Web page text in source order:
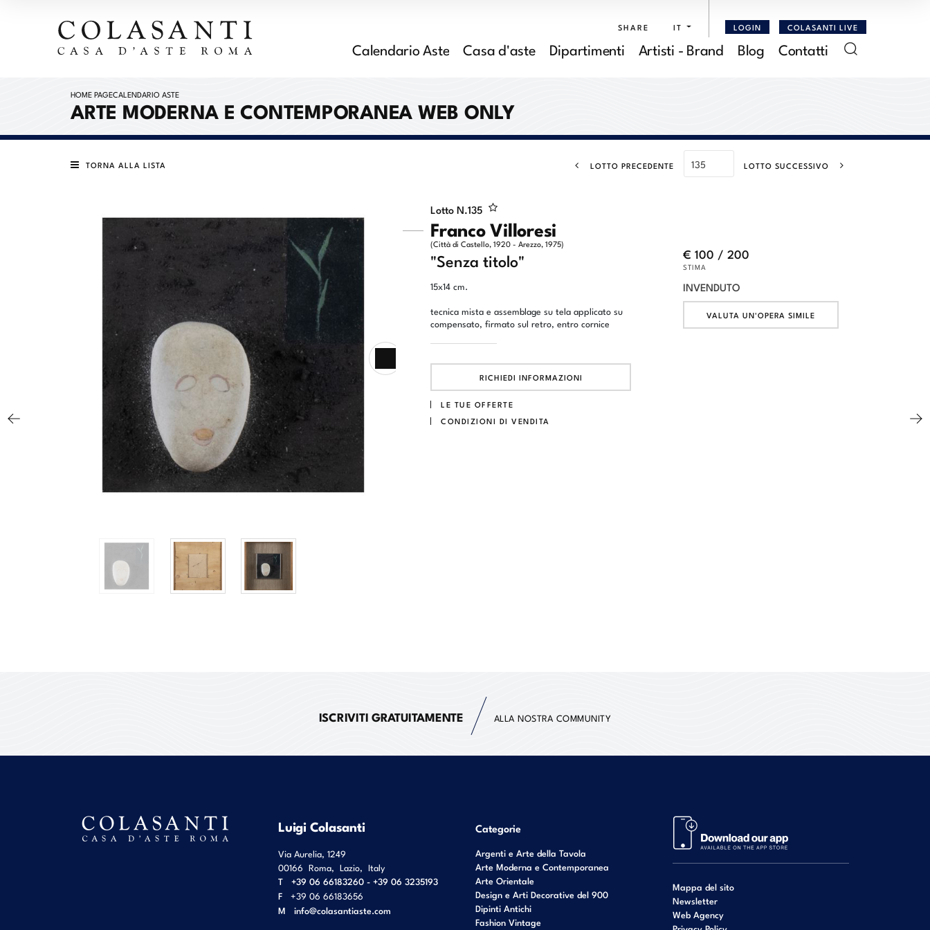
SHARE IT LOGIN COLASANTI LIVE
Calendario Aste Casa d'aste Dipartimenti Artisti - Brand Blog Contatti
HOME PAGECALENDARIO ASTE
ARTE MODERNA E CONTEMPORANEA WEB ONLY
TORNA ALLA LISTA LOTTO PRECEDENTE LOTTO SUCCESSIVO
Lotto N.135
Franco Villoresi
(Città di Castello, 1920 - Arezzo, 1975)
"Senza titolo"
15x14 cm.
tecnica mista e assemblage su tela applicato su
compensato, firmato sul retro, entro cornice
RICHIEDI INFORMAZIONI
LE TUE OFFERTE
CONDIZIONI DI VENDITA
€ 100 / 200
STIMA
INVENDUTO
VALUTA UN'OPERA SIMILE
ISCRIVITI GRATUITAMENTE ALLA NOSTRA COMMUNITY
Luigi Colasanti
Via Aurelia, 1249
00166 Roma, Lazio, Italy
T
+39 06 66183260 - +39 06 3235193
F
+39 06 66183656
M info@colasantiaste.com
Categorie
Argenti e Arte della Tavola
Arte Moderna e Contemporanea
Arte Orientale
Design e Arti Decorative del 900
Dipinti Antichi
Fashion Vintage
Mappa del sito
Newsletter
Web Agency